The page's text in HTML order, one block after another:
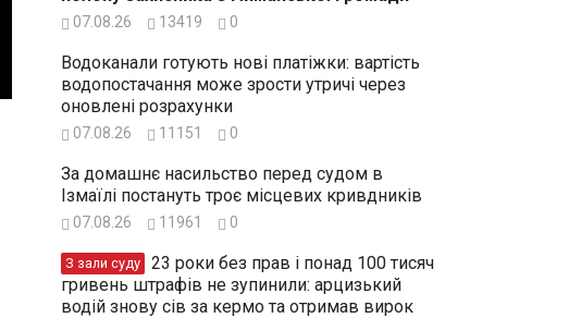
07.08.26 13419 0
Водоканали готують нові платіжки: вартість
водопостачання може зрости утричі через
оновлені розрахунки
07.08.26 11151 0
За домашнє насильство перед судом в
Ізмаїлі постануть троє місцевих кривдників
07.08.26 11961 0
З зали суду
гривень штрафів не зупинили: арцизький
водій знову сів за кермо та отримав вирок